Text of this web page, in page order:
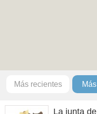
Más recientes
La junta